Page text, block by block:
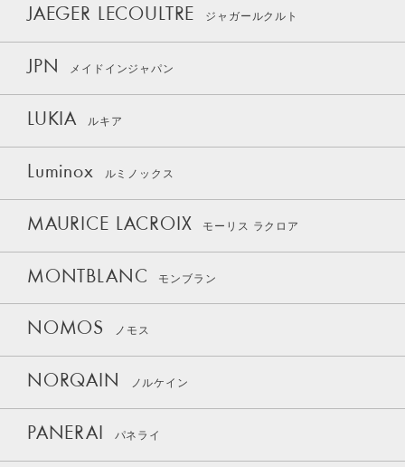
JAEGER LECOULTRE ジャガールクルト
JPN メイドインジャパン
LUKIA ルキア
Luminox ルミノックス
MAURICE LACROIX モーリス ラクロア
MONTBLANC モンブラン
NOMOS ノモス
NORQAIN ノルケイン
PANERAI パネライ